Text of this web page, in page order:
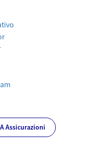
Assicurazioni